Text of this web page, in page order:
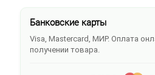
Банковские карты
Visa, Mastercard, МИР. Оплата
получении товара.